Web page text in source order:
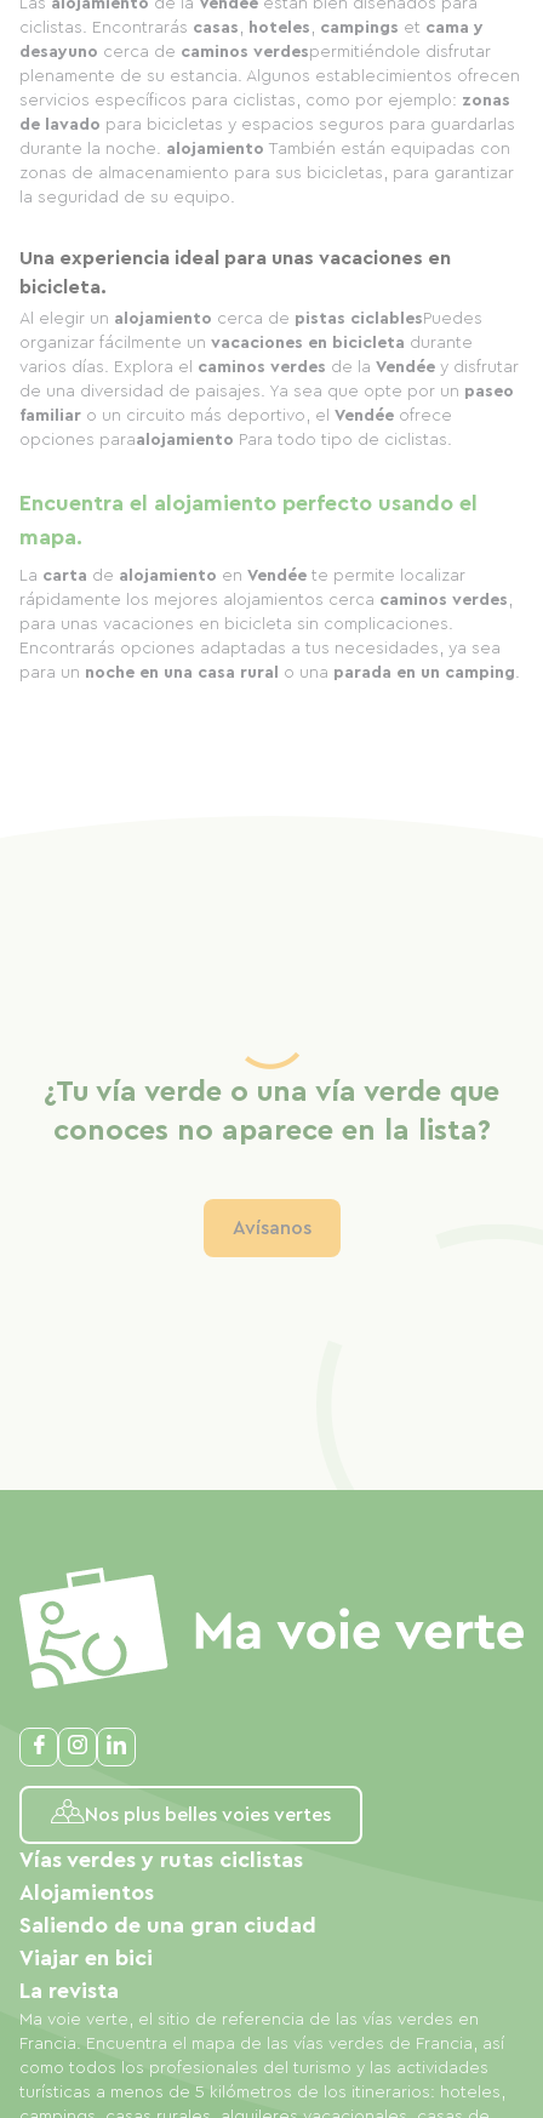
Las alojamiento de la Vendée están bien diseñados para
ciclistas. Encontrarás casas , hoteles , campings et cama y
desayuno cerca de caminos verdespermitiéndole disfrutar
plenamente de su estancia. Algunos establecimientos ofrecen
servicios específicos para ciclistas, como por ejemplo: zonas
de lavado para bicicletas y espacios seguros para guardarlas
durante la noche. alojamiento También están equipadas con
zonas de almacenamiento para sus bicicletas, para garantizar
la seguridad de su equipo.
Una experiencia ideal para unas vacaciones en
bicicleta.
Al elegir un alojamiento cerca de pistas ciclables Puedes
organizar fácilmente un vacaciones en bicicleta durante
varios días. Explora el caminos verdes de la Vendée y disfrutar
de una diversidad de paisajes. Ya sea que opte por un paseo
familiar o un circuito más deportivo, el Vendée ofrece
opciones paraalojamiento Para todo tipo de ciclistas.
Encuentra el alojamiento perfecto usando el
mapa.
La carta de alojamiento en Vendée te permite localizar
rápidamente los mejores alojamientos cerca caminos verdes ,
para unas vacaciones en bicicleta sin complicaciones.
Encontrarás opciones adaptadas a tus necesidades, ya sea
para un noche en una casa rural o una parada en un camping.
¿Tu vía verde o una vía verde que
conoces no aparece en la lista?
Avísanos
Nos plus belles voies vertes
Ma voie verte, el sitio de referencia de las vías verdes en
Francia. Encuentra el mapa de las vías verdes de Francia, así
como todos los profesionales del turismo y las actividades
turísticas a menos de 5 kilómetros de los itinerarios: hoteles,
Vías verdes y rutas ciclistas
Alojamientos
Saliendo de una gran ciudad
Viajar en bici
La revista